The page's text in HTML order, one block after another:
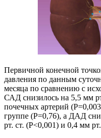
Первичной конечной
давления по данным
месяца по сравнению с
САД снизилось на 5,5 мм
почечных артерий
группе (P=0,76), а ДАД
рт. ст. (P<0,001) и 0,4 мм